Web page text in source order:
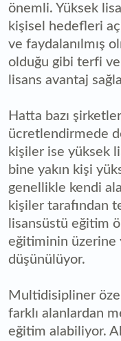
önemli. Yüksek
kişisel hedefleri
ve faydalanılmış
olduğu gibi terfi
lisans avantaj
Hatta bazı
ücretlendirmede
kişiler ise yüksek
bine yakın kişi
genellikle kendi
kişiler tarafından
lisansüstü eğitim
eğitiminin üzerine
düşünülüyor.
Multidisipliner
farklı alanlardan
eğitim alabiliyor.